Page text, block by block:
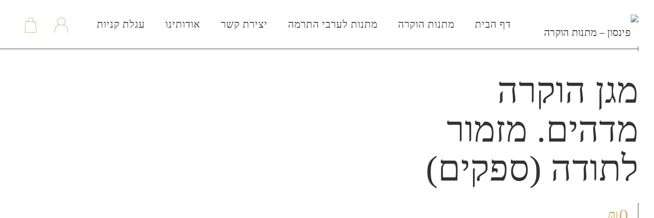
דף הבית מתנות הוקרה מתנות לערבי התרמה יצירת קשר אודותינו עגלת קניות
מגן הוקרה
מדהים. מזמור
לתודה (ספקים)